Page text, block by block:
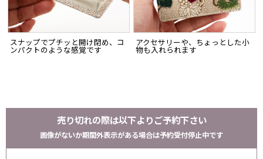
スナップでプチッと開け閉め、コ
ンパクトのような感覚です
アクセサリーや、ちょっとした小
物も入れられます
売り切れの際は以下よりご予約下さい
画像がないか期間外表示がある場合は予約受付停止中です